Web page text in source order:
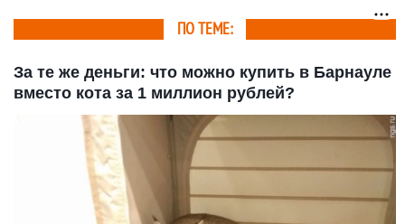
ПО ТЕМЕ:
За те же деньги: что можно купить в Барнауле
вместо кота за 1 миллион рублей?